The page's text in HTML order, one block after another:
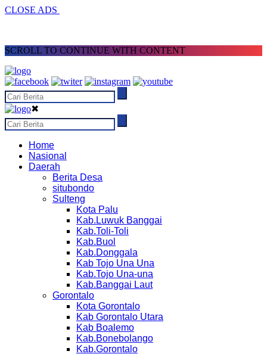
CLOSE ADS
SCROLL TO CONTINUE WITH CONTENT
✖
Home
Nasional
Daerah
Berita Desa
situbondo
Sulteng
Kota Palu
Kab.Luwuk Banggai
Kab.Toli-Toli
Kab.Buol
Kab.Donggala
Kab Tojo Una Una
Kab.Tojo Una-una
Kab.Banggai Laut
Gorontalo
Kota Gorontalo
Kab Gorontalo Utara
Kab Boalemo
Kab.Bonebolango
Kab.Gorontalo